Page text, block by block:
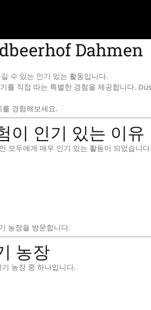
Dahmen
수 있는 인기 있는 활동입니다.
를 직접 따는 특별한 경험을 제공합니다.
경험해보세요.
이 인기 있는 이유
모두에게 매우 인기 있는 활동이 되었습니다.
농장을 방문합니다.
농장
농장 중 하나입니다.